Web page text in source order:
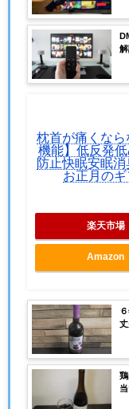
枕首が痛くな
機能】低反発
防止快眠安眠
お正月の
楽天市場
Amazon